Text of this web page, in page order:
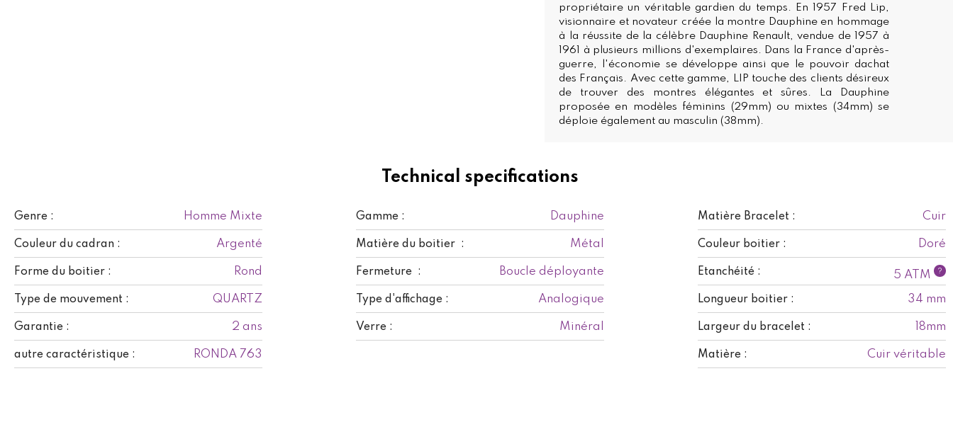
Technical specifications
Genre : Homme Mixte Gamme : Dauphine Matière Bracelet : Cuir
Couleur du cadran : Argenté Matière du boitier : Métal Couleur boitier : Doré
Forme du boitier : Rond Fermeture : Boucle déployante Etanchéité : 5 ATM ?
Type de mouvement : QUARTZ Type d'affichage : Analogique Longueur boitier : 34 mm
Garantie : 2 ans Verre : Minéral Largeur du bracelet : 18mm
autre caractéristique : RONDA 763 Matière : Cuir véritable
propriétaire un véritable gardien du temps. En 1957 Fred Lip,
visionnaire et novateur créée la montre Dauphine en hommage
à la réussite de la célèbre Dauphine Renault, vendue de 1957 à
1961 à plusieurs millions d'exemplaires. Dans la France d'après-
guerre, l'économie se développe ainsi que le pouvoir dachat
des Français. Avec cette gamme, LIP touche des clients désireux
de trouver des montres élégantes et sûres. La Dauphine
proposée en modèles féminins (29mm) ou mixtes (34mm) se
déploie également au masculin (38mm).